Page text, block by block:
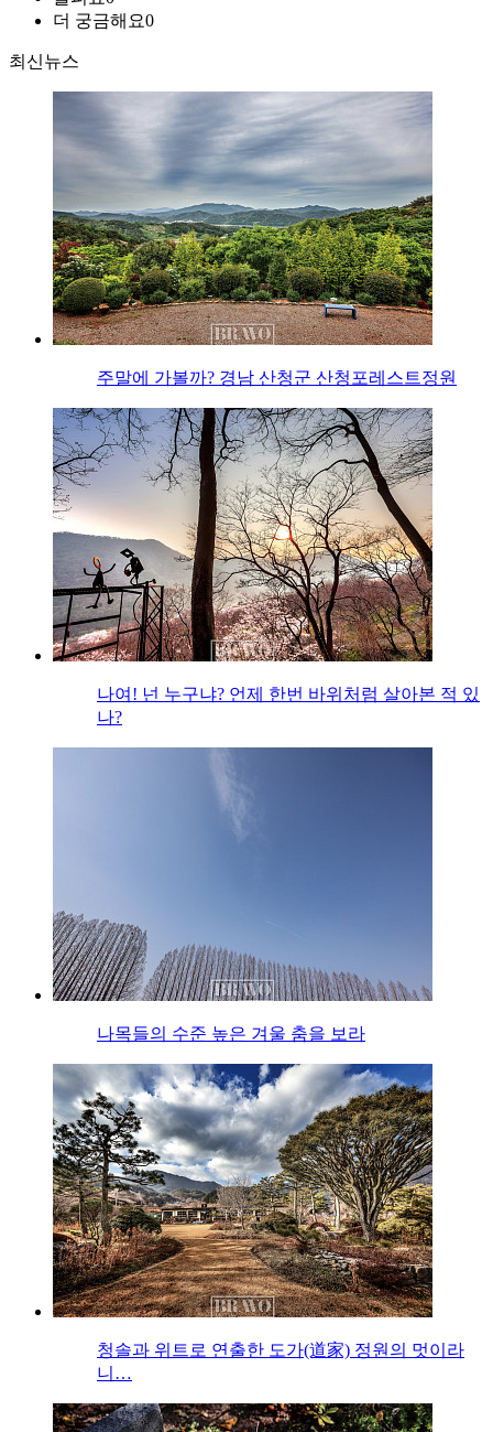
더 궁금해요0
최신뉴스
주말에 가볼까? 경남 산청군 산청포레스트정원
나여! 넌 누구냐? 언제 한번 바위처럼 살아본 적 있
나?
나목들의 수준 높은 겨울 춤을 보라
청솔과 위트로 연출한 도가(道家) 정원의 멋이라
니…